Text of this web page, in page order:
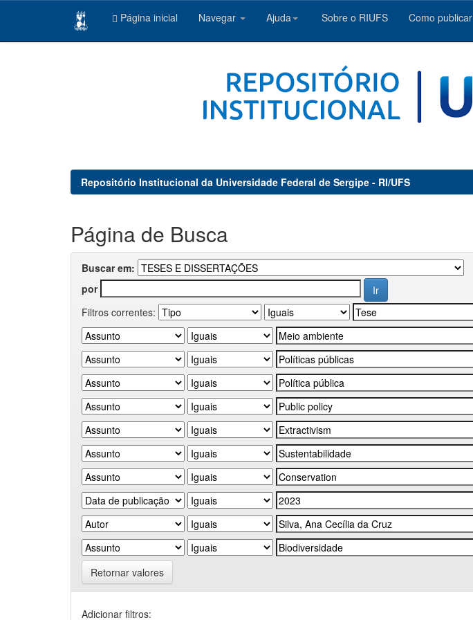
Página inicial Navegar Ajuda Sobre o RIUFS Como publicar
Repositório Institucional da Universidade Federal de Sergipe - RI/UFS
Página de Busca
Buscar em:
por
Filtros correntes:
Retornar valores
Adicionar filtros: